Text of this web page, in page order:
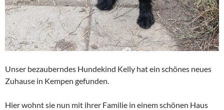
Unser bezauberndes Hundekind Kelly hat ein schönes neues
Zuhause in Kempen gefunden.
Hier wohnt sie nun mit ihrer Familie in einem schönen Haus